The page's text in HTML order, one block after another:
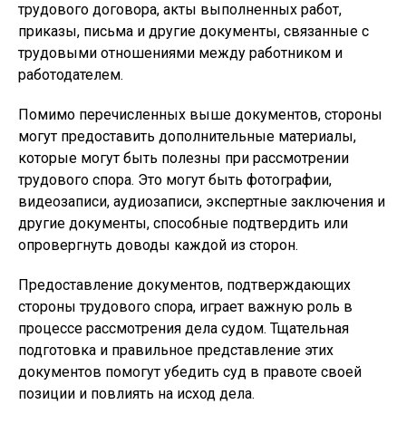
трудового договора, акты выполненных работ,
приказы, письма и другие документы, связанные с
трудовыми отношениями между работником и
работодателем.
Помимо перечисленных выше документов, стороны
могут предоставить дополнительные материалы,
которые могут быть полезны при рассмотрении
трудового спора. Это могут быть фотографии,
видеозаписи, аудиозаписи, экспертные заключения и
другие документы, способные подтвердить или
опровергнуть доводы каждой из сторон.
Предоставление документов, подтверждающих
стороны трудового спора, играет важную роль в
процессе рассмотрения дела судом. Тщательная
подготовка и правильное представление этих
документов помогут убедить суд в правоте своей
позиции и повлиять на исход дела.